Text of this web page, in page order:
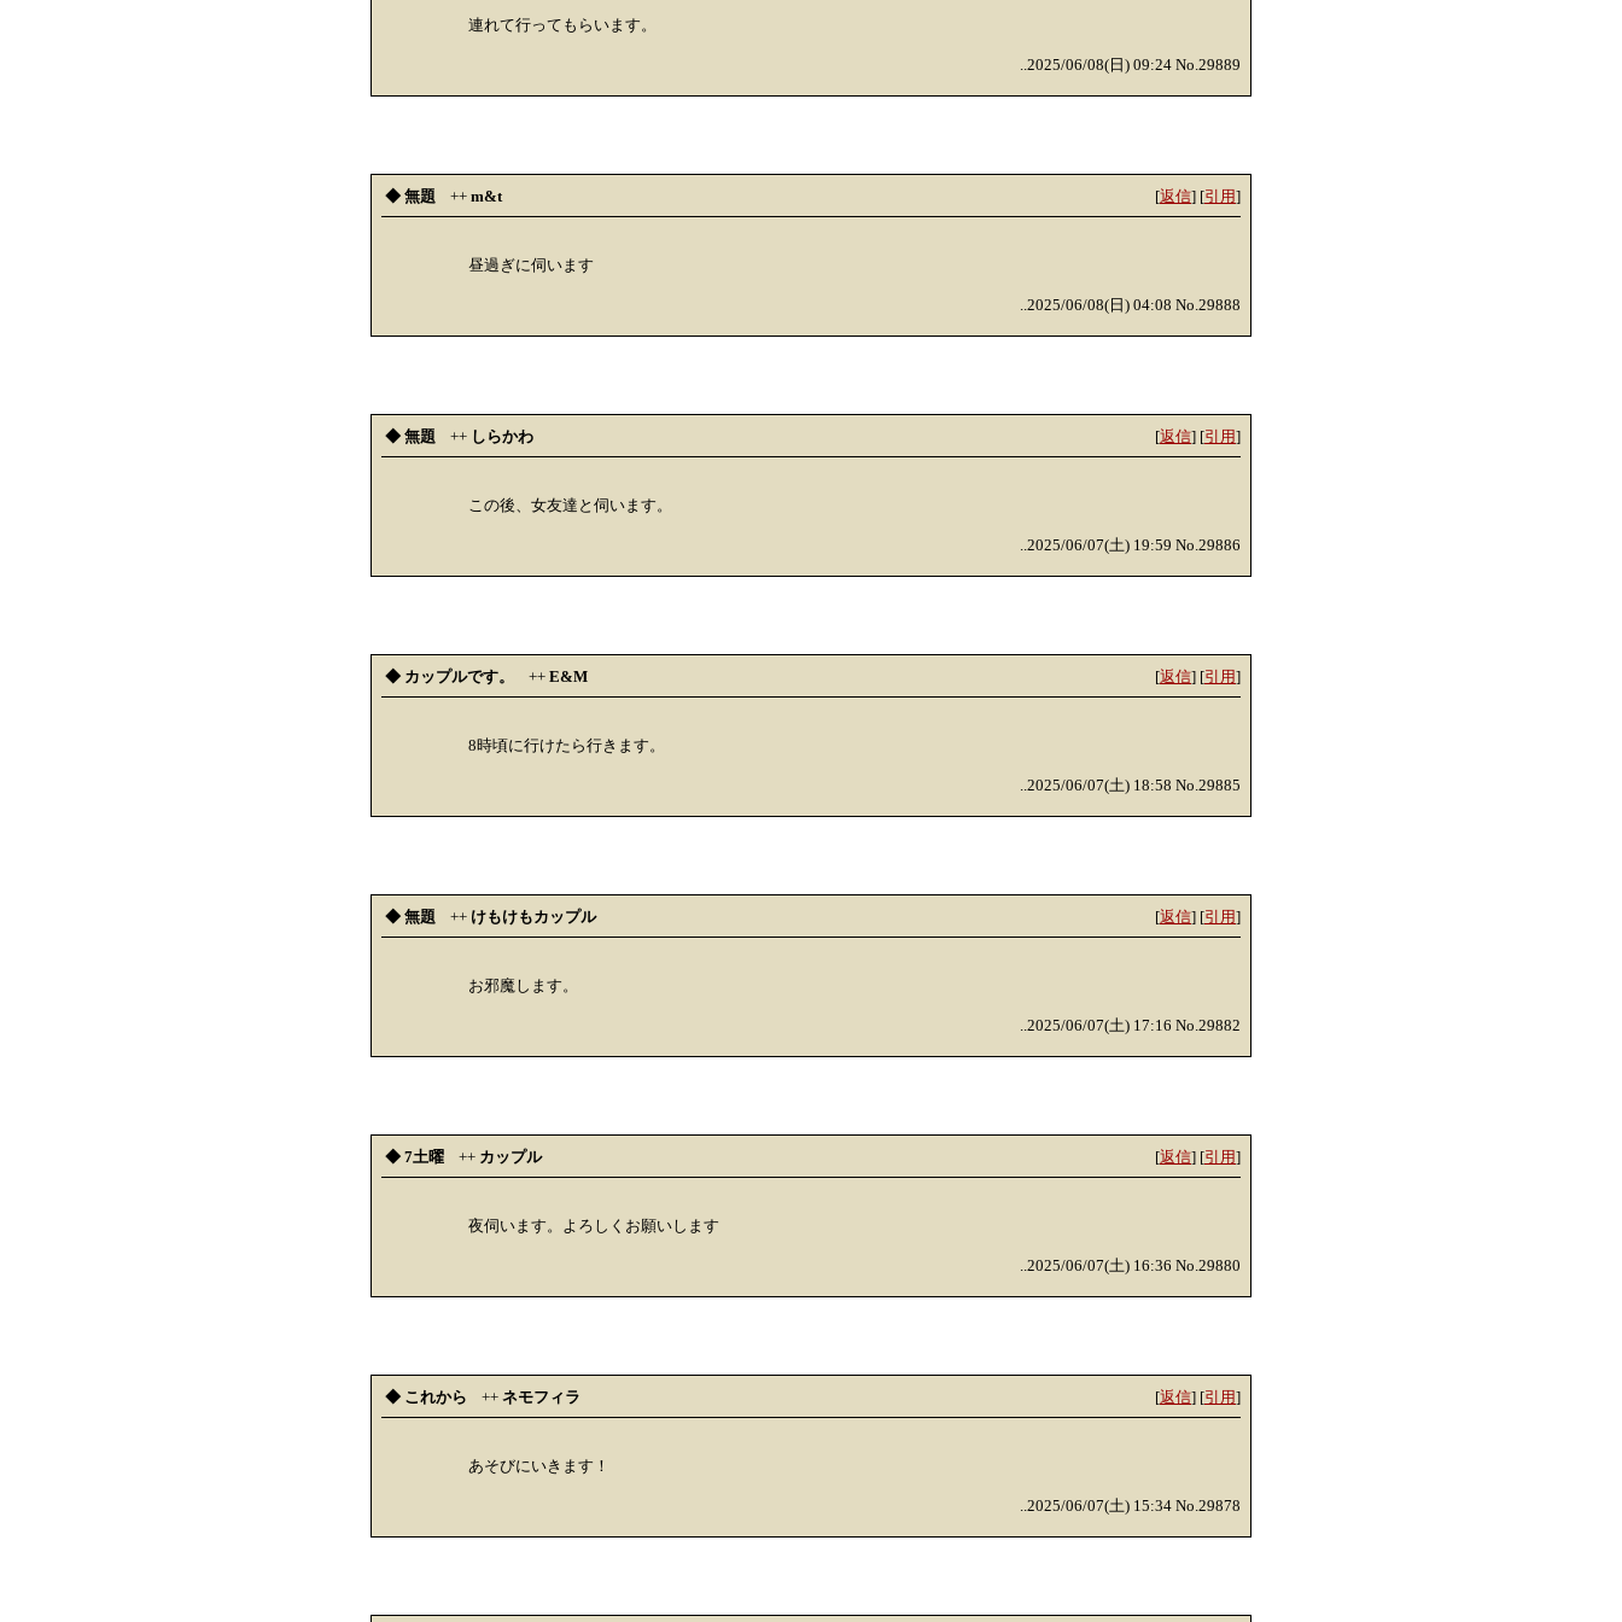
連れて行ってもらいます。
..2025/06/08(日) 09:24 No.29889
◆ 無題 ++ m&t [返信] [引用]
昼過ぎに伺います
..2025/06/08(日) 04:08 No.29888
◆ 無題 ++ しらかわ [返信] [引用]
この後、女友達と伺います。
..2025/06/07(土) 19:59 No.29886
◆ カップルです。 ++ E&M [返信] [引用]
8時頃に行けたら行きます。
..2025/06/07(土) 18:58 No.29885
◆ 無題 ++ けもけもカップル [返信] [引用]
お邪魔します。
..2025/06/07(土) 17:16 No.29882
◆ 7土曜 ++ カップル [返信] [引用]
夜伺います。よろしくお願いします
..2025/06/07(土) 16:36 No.29880
◆ これから ++ ネモフィラ [返信] [引用]
あそびにいきます！
..2025/06/07(土) 15:34 No.29878